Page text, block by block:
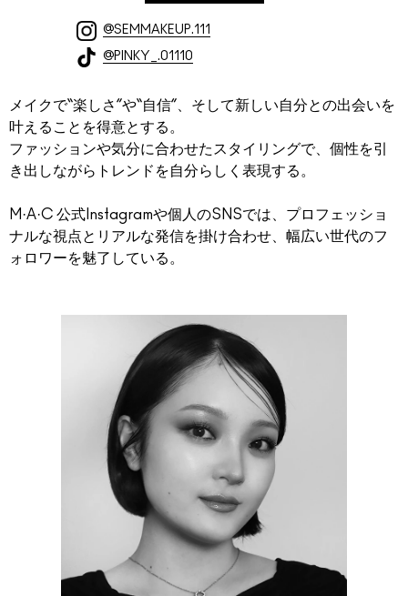
@SEMMAKEUP.111
@PINKY_.01110
メイクで“楽しさ”や“自信”、そして新しい自分との出会いを
叶えることを得意とする。
ファッションや気分に合わせたスタイリングで、個性を引
き出しながらトレンドを自分らしく表現する。
M·A·C 公式Instagramや個人のSNSでは、プロフェッショ
ナルな視点とリアルな発信を掛け合わせ、幅広い世代のフ
ォロワーを魅了している。